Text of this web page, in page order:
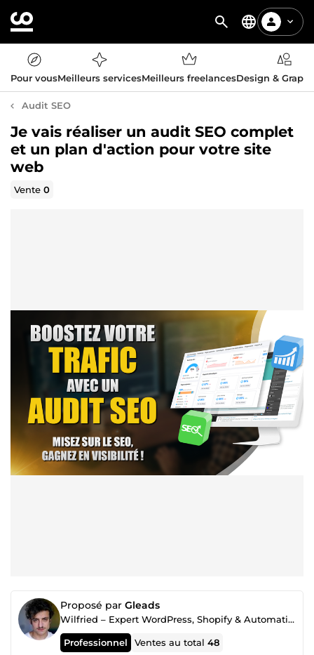
Pour vousMeilleurs servicesMeilleurs freelancesDesign &
Audit SEO
Je vais réaliser un audit SEO complet
et un plan d'action pour votre site
web
Vente0
Proposé par Gleads
Wilfried – Expert WordPress, Shopify & Automatisation IA
Professionnel Ventes au total48